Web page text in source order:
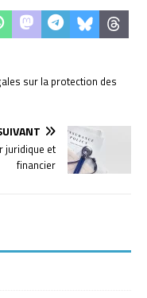
sur la protection des
juridique et
financier